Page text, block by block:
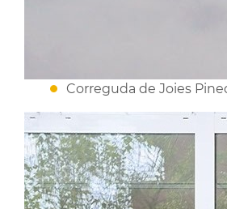
Correguda de Joies